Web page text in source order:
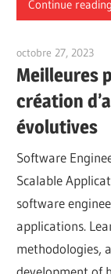
Continue reading
octobre 27, 2023
Meilleures
création
évolutives
Software
Scalable
software
applications.
methodologies,